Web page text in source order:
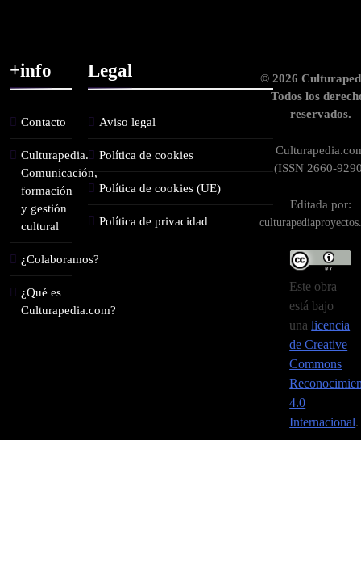
+info
Contacto
Culturapedia.
Comunicación,
formación
y gestión
cultural
¿Colaboramos?
¿Qué es
Culturapedia.com?
Legal
Aviso legal
Política de cookies
Política de cookies (UE)
Política de privacidad
© 2026
Todos los
reservados.
(ISSN 2660-
Editada por:
Este obra
está bajo
unalicencia
de Creative
Commons
4.0
Internacional.